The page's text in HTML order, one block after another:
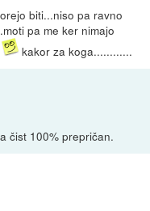
biti...niso pa ravno
pa me ker nimajo
kakor za koga............
čist 100% prepričan.